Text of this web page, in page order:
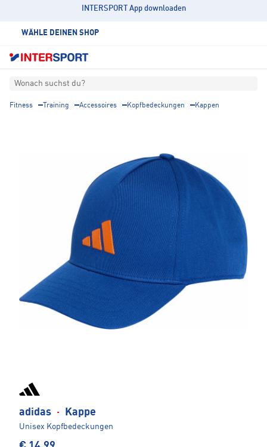
INTERSPORT App downloaden
WÄHLE DEINEN SHOP
Wonach suchst du?
Fitness Training Accessoires Kopfbedeckungen Kappen
adidas · Kappe
Unisex Kopfbedeckungen